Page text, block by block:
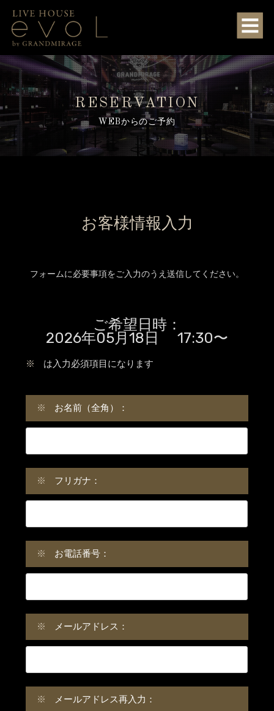
RESERVATION
WEBからのご予約
お客様情報入力
フォームに必要事項をご入力のうえ送信してください。
ご希望日時：
2026年05月18日 17:30〜
※ は入力必須項目になります
※ お名前（全角）：
※ フリガナ：
※ お電話番号：
※ メールアドレス：
※ メールアドレス再入力：